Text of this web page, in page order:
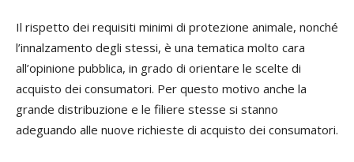
Il rispetto dei requisiti minimi di protezione animale, nonché
l’innalzamento degli stessi, è una tematica molto cara
all’opinione pubblica, in grado di orientare le scelte di
acquisto dei consumatori. Per questo motivo anche la
grande distribuzione e le filiere stesse si stanno
adeguando alle nuove richieste di acquisto dei consumatori.